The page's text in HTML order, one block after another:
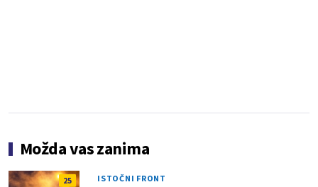
Možda vas zanima
25 ISTOČNI FRONT